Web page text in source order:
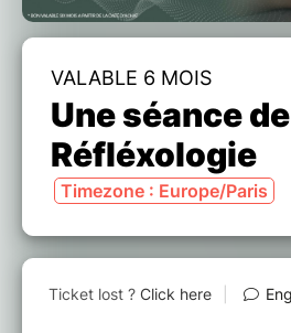
VALABLE 6 MOIS
Une séance de
Réfléxologie
Timezone : Europe/Paris